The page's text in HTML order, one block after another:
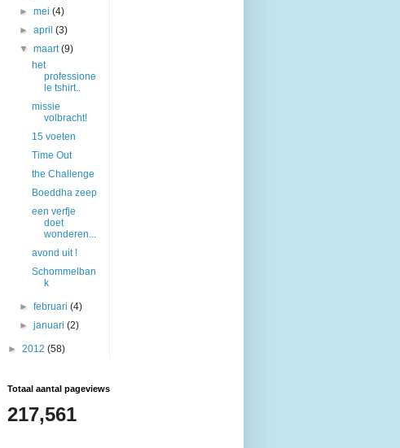
►mei(4)
►april(3)
▼maart(9)
het
professione
le tshirt..
missie
volbracht!
15 voeten
Time Out
the Challenge
Boeddha zeep
een verfje
doet
wonderen...
avond uit !
Schommelban
k
►februari(4)
►januari(2)
► 2012 (58)
Totaal aantal pageviews
217,561